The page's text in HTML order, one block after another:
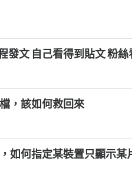
文 自己看得到貼文 粉絲
，該如何救回來
如何指定某裝置只顯示某